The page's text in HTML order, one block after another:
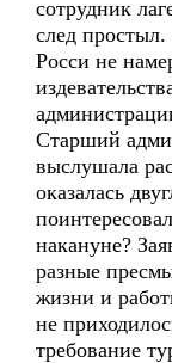
сотрудник
след
Росси не
Старший
выслушала
оказалась
накануне?
разные
жизни и
не
требование